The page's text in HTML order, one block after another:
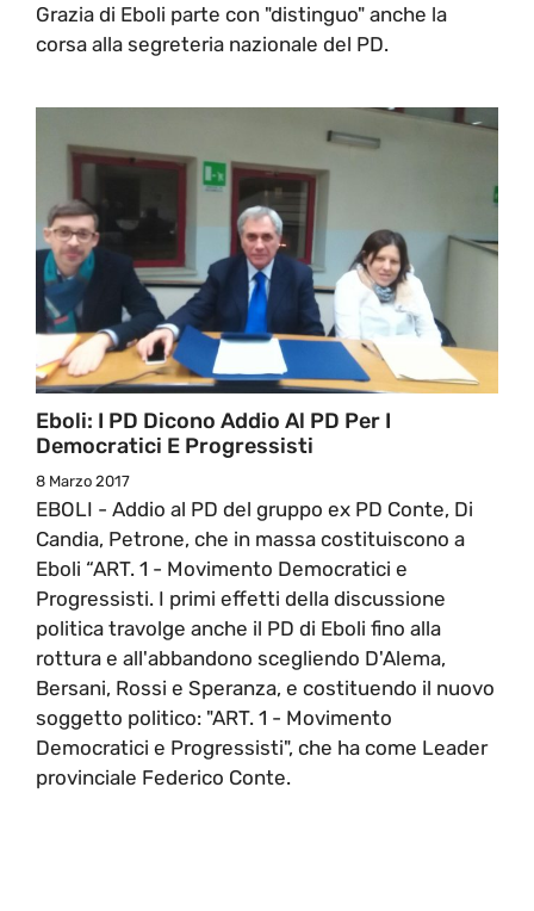
Grazia di Eboli parte con "distinguo" anche la
corsa alla segreteria nazionale del PD.
Eboli: I PD Dicono Addio Al PD Per I
Democratici E Progressisti
8 Marzo 2017
EBOLI - Addio al PD del gruppo ex PD Conte, Di
Candia, Petrone, che in massa costituiscono a
Eboli “ART. 1 - Movimento Democratici e
Progressisti. I primi effetti della discussione
politica travolge anche il PD di Eboli fino alla
rottura e all'abbandono scegliendo D'Alema,
Bersani, Rossi e Speranza, e costituendo il nuovo
soggetto politico: "ART. 1 - Movimento
Democratici e Progressisti", che ha come Leader
provinciale Federico Conte.